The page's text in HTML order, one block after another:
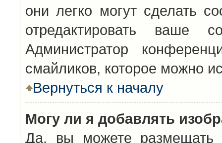
они легко могут сделать
отредактировать ваше
Администратор
смайликов, которое можно
Вернуться к началу
Могу ли я добавлять
Да, вы можете размещать